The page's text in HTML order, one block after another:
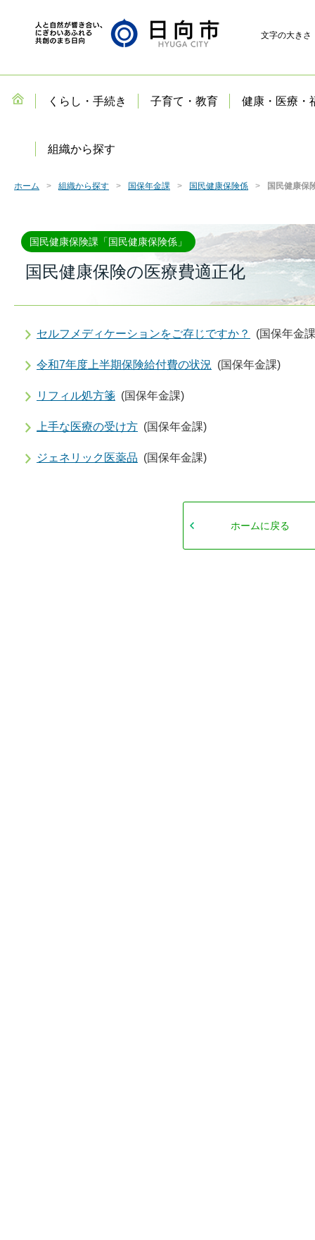
文字の大きさ
くらし・手続き 子育て・教育 健康・医療・
組織から探す
ホーム 組織から探す 国保年金課 国民健康保険係 国民健康保
国民健康保険課「国民健康保険係」
国民健康保険の医療費適正化
セルフメディケーションをご存じですか？ (国保年金
令和7年度上半期保険給付費の状況 (国保年金課)
リフィル処方箋 (国保年金課)
上手な医療の受け方 (国保年金課)
ジェネリック医薬品 (国保年金課)
ホームに戻る